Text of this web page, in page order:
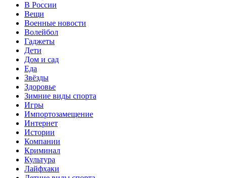
В России
Вещи
Военные новости
Волейбол
Гаджеты
Дети
Дом и сад
Еда
Звёзды
Здоровье
Зимние виды спорта
Игры
Импортозамещение
Интернет
Истории
Компании
Криминал
Культура
Лайфхаки